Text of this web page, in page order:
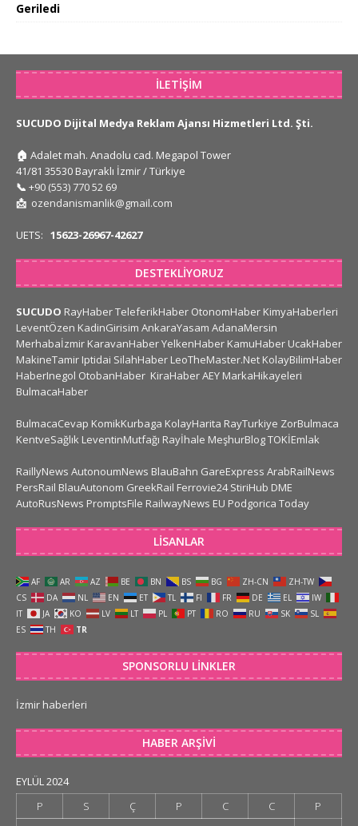
Geriledi
İLETIŞIM
SUCUDO Dijital Medya Reklam Ajansı Hizmetleri Ltd. Şti.
🏠 Adalet mah. Anadolu cad. Megapol Tower
41/81 35530 Bayraklı İzmir / Türkiye
📞 +90 (553) 770 52 69
📩 ozendanismanlik@gmail.com
UETS: 15623-26967-42627
DESTEKLIYORUZ
SUCUDO RayHaberTeleferikHaber OtonomHaber KimyaHaberleri
LeventÖzen KadinGirisim AnkaraYasam AdanaMersin
Merhabaİzmir KaravanHaberYelkenHaber KamuHaber UcakHaber
MakineTamir Iptidai SilahHaber LeoTheMaster.Net KolayBilimHaber
HaberInegol OtobanHaber KiraHaberAEY MarkaHikayeleri
BulmacaHaber
BulmacaCevap KomikKurbaga KolayHarita RayTurkiye ZorBulmaca
KentveSağlık LeventinMutfağı Rayİhale MeşhurBlogTOKİEmlak
RaillyNews AutonoumNews BlauBahn GareExpress ArabRailNews
PersRail BlauAutonom GreekRail Ferrovie24 StiriHub DME
AutoRusNews PromptsFile RailwayNews EU Podgorica Today
LISANLAR
AF AR AZ BE BN BS BG ZH-CN
ZH-TW
CS
DA NL EN ET TL FI FR DE EL
IW
IT
JA KO LV LT PL PT RO RU SK
SL
ES
TH TR
SPONSORLU LINKLER
İzmir haberleri
HABER ARŞIVI
EYLÜL 2024
P
S Ç P C C
P